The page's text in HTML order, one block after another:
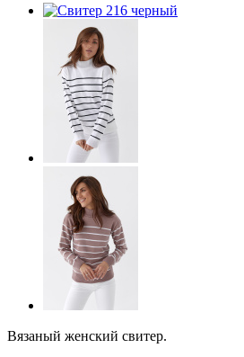
Вязаный женский свитер.